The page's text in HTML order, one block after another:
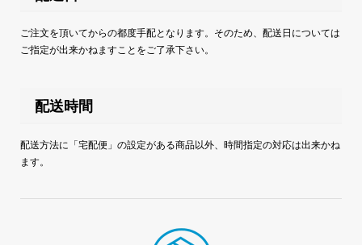
ご注文を頂いてからの都度手配となります。そのため、配送日については
ご指定が出来かねますことをご了承下さい。
配送時間
配送方法に「宅配便」の設定がある商品以外、時間指定の対応は出来かね
ます。